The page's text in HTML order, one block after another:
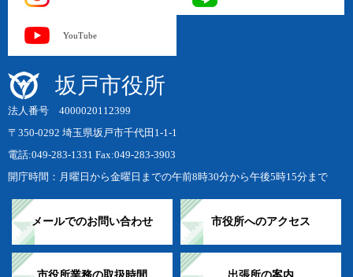
YouTube
坂戸市役所
法人番号 4000020112399
〒350-0292 埼玉県坂戸市千代田1-1-1
電話:049-283-1331 Fax:049-283-3903
開庁時間：月曜日から金曜日までの午前8時30分から午後5時15分まで
メールでのお問い合わせ 市役所へのアクセス